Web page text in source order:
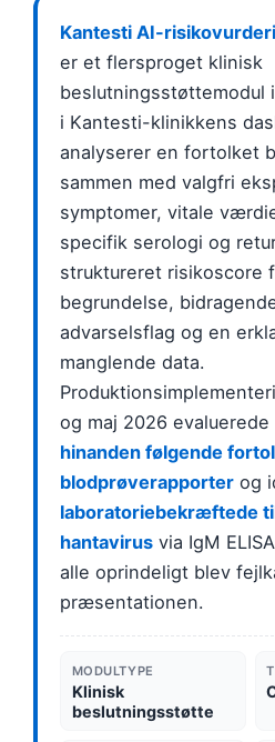
Kantesti AI-
er et flersproget klinisk
beslutningsstøttemodul
i Kantesti-klinikkens
analyserer en fortolket
sammen med valgfri
symptomer, vitale
specifik serologi og
struktureret risikoscore
begrundelse,
advarselsflag og en
manglende data.
og maj 2026 evaluerede
hinanden følgende
blodprøverapporter og
laboratoriebekræftede
hantavirus via IgM
alle oprindeligt blev
præsentationen.
MODULTYPE
Klinisk
beslutningsstøtte